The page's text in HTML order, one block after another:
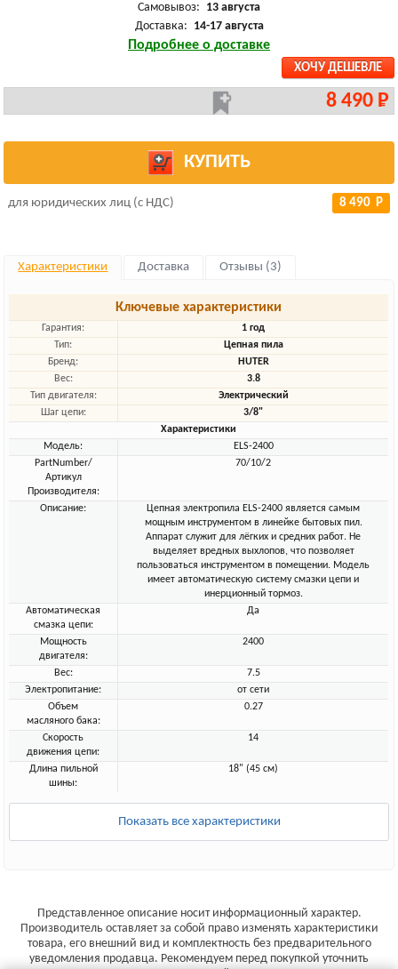
Самовывоз: 13 августа
Доставка: 14-17 августа
Подробнее о доставке
ХОЧУ ДЕШЕВЛЕ
8 490 Р
КУПИТЬ
для юридических лиц (с НДС) 8 490 Р
Характеристики Доставка Отзывы (3)
Ключевые характеристики
Гарантия:
1 год
Тип:
Цепная пила
Бренд:
HUTER
Вес:
3.8
Тип двигателя:
Электрический
Шаг цепи:
3/8"
Характеристики
Модель:
ELS-2400
PartNumber/
Артикул
Производителя:
70/10/2
Описание:
Цепная электропила ELS-2400 является самым
мощным инструментом в линейке бытовых пил.
Аппарат служит для лёгких и средних работ. Не
выделяет вредных выхлопов, что позволяет
пользоваться инструментом в помещении. Модель
имеет автоматическую систему смазки цепи и
инерционный тормоз.
Автоматическая
смазка цепи:
Да
Мощность
двигателя:
2400
Вес:
7.5
Электропитание:
от сети
Объем
масляного бака:
0.27
Скорость
движения цепи:
14
Длина пильной
шины:
18" (45 см)
Показать все характеристики
Представленное описание носит информационный характер.
Производитель оставляет за собой право изменять характеристики
товара, его внешний вид и комплектность без предварительного
уведомления продавца. Рекомендуем перед покупкой уточнить